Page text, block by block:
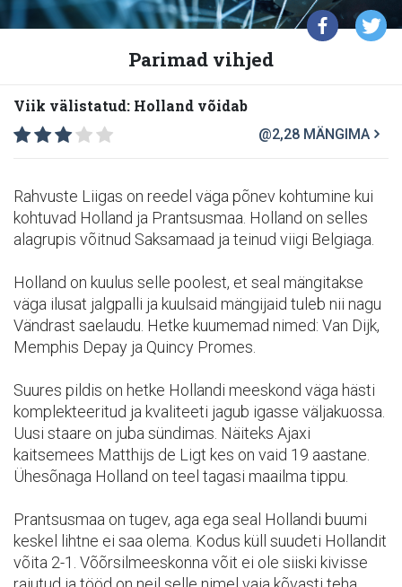
Parimad vihjed
Viik välistatud: Holland võidab
@2,28 MÄNGIMA
Rahvuste Liigas on reedel väga põnev kohtumine kui
kohtuvad Holland ja Prantsusmaa. Holland on selles
alagrupis võitnud Saksamaad ja teinud viigi Belgiaga.
Holland on kuulus selle poolest, et seal mängitakse
väga ilusat jalgpalli ja kuulsaid mängijaid tuleb nii nagu
Vändrast saelaudu. Hetke kuumemad nimed: Van Dijk,
Memphis Depay ja Quincy Promes.
Suures pildis on hetke Hollandi meeskond väga hästi
komplekteeritud ja kvaliteeti jagub igasse väljakuossa.
Uusi staare on juba sündimas. Näiteks Ajaxi
kaitsemees Matthijs de Ligt kes on vaid 19 aastane.
Ühesõnaga Holland on teel tagasi maailma tippu.
Prantsusmaa on tugev, aga ega seal Hollandi buumi
keskel lihtne ei saa olema. Kodus küll suudeti Hollandit
võita 2-1. Võõrsilmeeskonna võit ei ole siiski kivisse